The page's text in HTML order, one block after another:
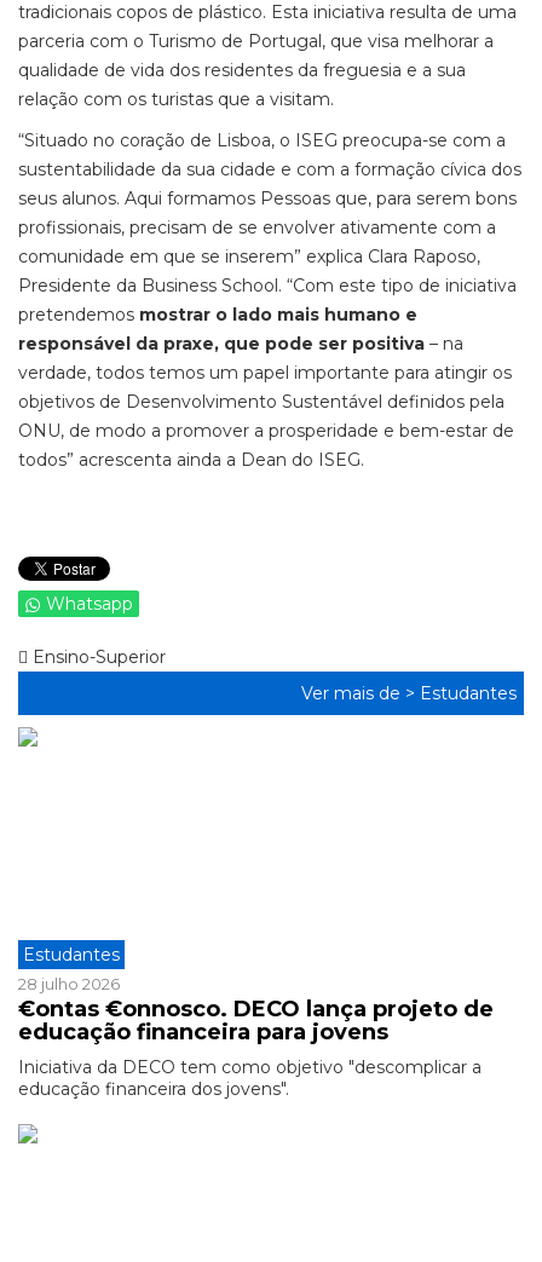
tradicionais copos de plástico. Esta iniciativa resulta de uma
parceria com o Turismo de Portugal, que visa melhorar a
qualidade de vida dos residentes da freguesia e a sua
relação com os turistas que a visitam.
“Situado no coração de Lisboa, o ISEG preocupa-se com a
sustentabilidade da sua cidade e com a formação cívica dos
seus alunos. Aqui formamos Pessoas que, para serem bons
profissionais, precisam de se envolver ativamente com a
comunidade em que se inserem” explica Clara Raposo,
Presidente da Business School. “Com este tipo de iniciativa
pretendemos mostrar o lado mais humano e
responsável da praxe, que pode ser positiva – na
verdade, todos temos um papel importante para atingir os
objetivos de Desenvolvimento Sustentável definidos pela
ONU, de modo a promover a prosperidade e bem-estar de
todos” acrescenta ainda a Dean do ISEG.
Whatsapp
Ensino-Superior
Ver mais de > Estudantes
Estudantes
28 julho 2026
€ontas €onnosco. DECO lança projeto de
educação financeira para jovens
Iniciativa da DECO tem como objetivo "descomplicar a
educação financeira dos jovens".